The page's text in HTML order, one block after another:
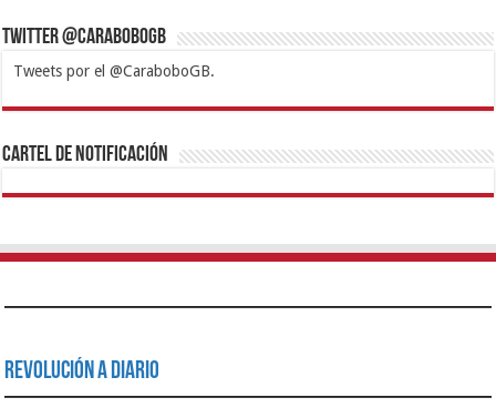
Twitter @CaraboboGB
Tweets por el @CaraboboGB.
1xbetBetturkeyBetistKralbetSupertotobetTipobetMatadorbetMariobet
https://mvbcasino.com/
Cartel de Notificación
Revolución a Diario